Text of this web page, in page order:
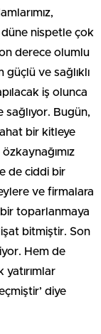
düne nispetle çok
derece olumlu
ve sağlıklı
iş olunca
sağlıyor. Bugün,
bir kitleye
de ciddi bir
ve firmalara
toparlanmaya
bitmiştir. Son
Hem de
yatırımlar
diye